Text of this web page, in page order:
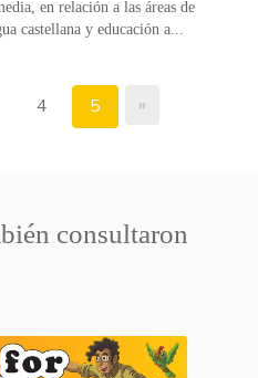
en relación a las áreas de
castellana y educación a...
4 5 »
consultaron